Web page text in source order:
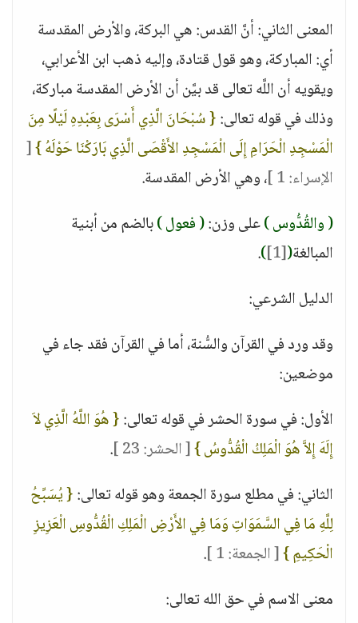
المعنى الثاني: أنَّ القدس: هي البركة، والأرض المقدسة
أي: المباركة، وهو قول قتادة، وإليه ذهب ابن الأعرابي،
ويقويه أن اللَّه تعالى قد بيَّن أن الأرض المقدسة مباركة،
وذلك في قوله تعالى:{ سُبْحَانَ الَّذِي أَسْرَى بِعَبْدِهِ لَيْلًا مِنَ
الْمَسْجِدِ الْحَرَامِ إِلَى الْمَسْجِدِ الأَقْصَى الَّذِي بَارَكْنَا حَوْلَهُ }[
الإسراء: 1 ]
، وهي الأرض المقدسة.
( والقُدُّوس )على وزن:( فعول )بالضم من أبنية
المبالغة(
[1]
)
.
الدليل الشرعي:
وقد ورد في القرآن والسُّنة، أما في القرآن فقد جاء في
موضعين:
الأول: في سورة الحشر في قوله تعالى:{ هُوَ اللَّهُ الَّذِي لاَ
إِلَهَ إِلاَّ هُوَ الْمَلِكُ الْقُدُّوسُ }[ الحشر: 23 ]
.
الثاني: في مطلع سورة الجمعة وهو قوله تعالى:{ يُسَبِّحُ
لِلَّهِ مَا فِي السَّمَوَاتِ وَمَا فِي الأَرْضِ الْمَلِكِ الْقُدُّوسِ الْعَزِيزِ
الْحَكِيمِ }[ الجمعة: 1 ]
.
معنى الاسم في حق الله تعالى: